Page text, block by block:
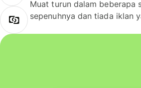
Muat turun dalam beberapa
sepenuhnya dan tiada iklan